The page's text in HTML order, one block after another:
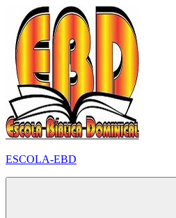
para
conteúdo
ESCOLA-EBD